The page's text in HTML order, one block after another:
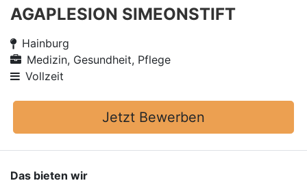
AGAPLESION SIMEONSTIFT
Hainburg
Medizin, Gesundheit, Pflege
Vollzeit
Jetzt Bewerben
Das bieten wir